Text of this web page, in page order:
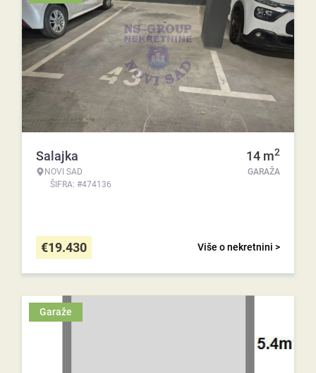
Salajka
NOVI SAD
ŠIFRA: #474136
14 m2
GARAŽA
Više o nekretnini >
€19.430
Garaže